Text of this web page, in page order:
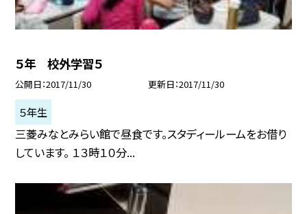
５年 校外学習５
公開日 2017/11/30 更新日 2017/11/30
５年生
三菱みなとみらい館で昼食です。スタディールームをお借り
しています。 １３時１０分...